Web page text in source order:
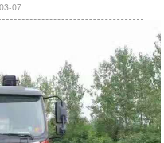
07